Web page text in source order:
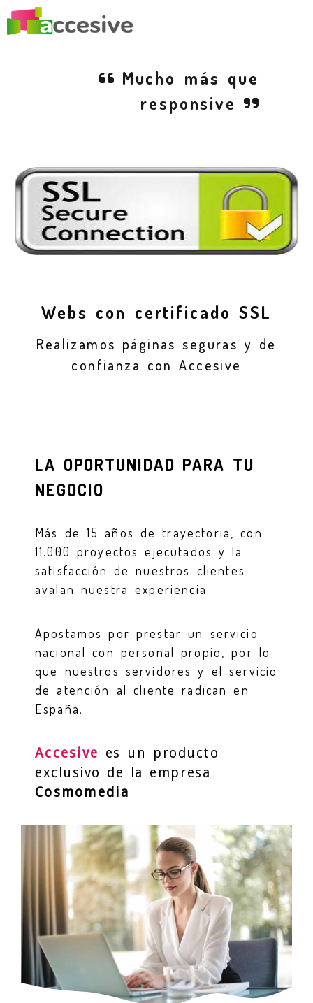
Mucho más que
responsive
Webs con certificado SSL
Realizamos páginas seguras y de
confianza con Accesive
LA OPORTUNIDAD PARA TU
NEGOCIO
Más de 15 años de trayectoria, con
11.000 proyectos ejecutados y la
satisfacción de nuestros clientes
avalan nuestra experiencia.
Apostamos por prestar un servicio
nacional con personal propio, por lo
que nuestros servidores y el servicio
de atención al cliente radican en
España.
Accesive es un producto
exclusivo de la empresa
Cosmomedia